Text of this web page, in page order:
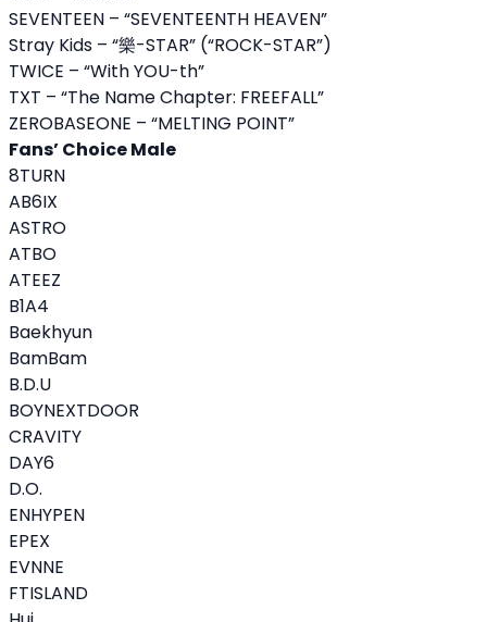
SEVENTEEN – “SEVENTEENTH HEAVEN”
Stray Kids – “樂-STAR” (“ROCK-STAR”)
TWICE – “With YOU-th”
TXT – “The Name Chapter: FREEFALL”
ZEROBASEONE – “MELTING POINT”
Fans’ Choice Male
8TURN
AB6IX
ASTRO
ATBO
ATEEZ
B1A4
Baekhyun
BamBam
B.D.U
BOYNEXTDOOR
CRAVITY
DAY6
D.O.
ENHYPEN
EPEX
EVNNE
FTISLAND